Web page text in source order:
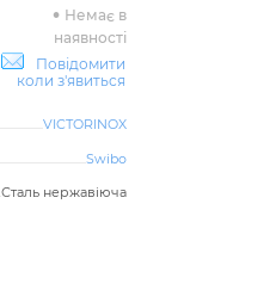
Немає в
наявності
Повідомити
коли з'явиться
VICTORINOX
Swibo
Сталь нержавіюча